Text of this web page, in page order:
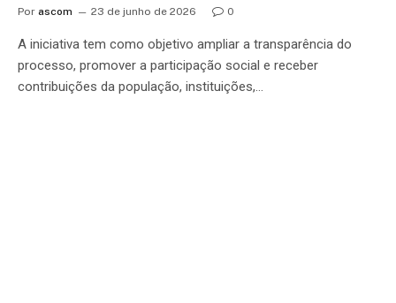
Por ascom 23 de junho de 2026 0
A iniciativa tem como objetivo ampliar a transparência do
processo, promover a participação social e receber
contribuições da população, instituições,…